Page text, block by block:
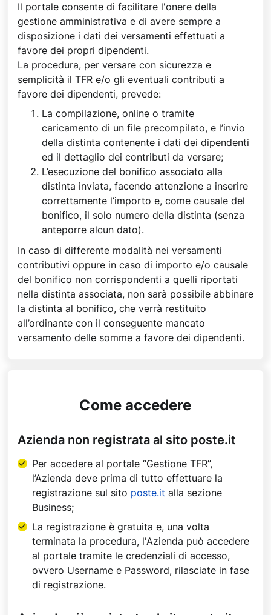
Il portale consente di facilitare l'onere della
gestione amministrativa e di avere sempre a
disposizione i dati dei versamenti effettuati a
favore dei propri dipendenti.
La procedura, per versare con sicurezza e
semplicità il TFR e/o gli eventuali contributi a
favore dei dipendenti, prevede:
La compilazione, online o tramite
caricamento di un file precompilato, e l’invio
della distinta contenente i dati dei dipendenti
ed il dettaglio dei contributi da versare;
L’esecuzione del bonifico associato alla
distinta inviata, facendo attenzione a inserire
correttamente l’importo e, come causale del
bonifico, il solo numero della distinta (senza
anteporre alcun dato).
In caso di differente modalità nei versamenti
contributivi oppure in caso di importo e/o causale
del bonifico non corrispondenti a quelli riportati
nella distinta associata, non sarà possibile abbinare
la distinta al bonifico, che verrà restituito
all’ordinante con il conseguente mancato
versamento delle somme a favore dei dipendenti.
Come accedere
Azienda non registrata al sito poste.it
Per accedere al portale “Gestione TFR”,
l’Azienda deve prima di tutto effettuare la
registrazione sul sito poste.it alla sezione
Business;
La registrazione è gratuita e, una volta
terminata la procedura, l'Azienda può accedere
al portale tramite le credenziali di accesso,
ovvero Username e Password, rilasciate in fase
di registrazione.